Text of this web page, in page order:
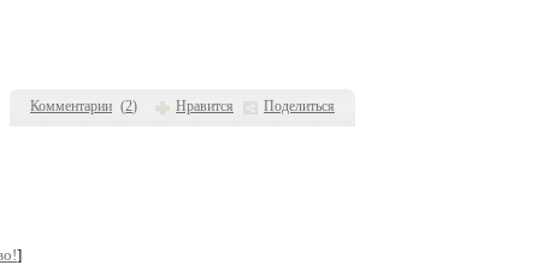
Комментарии (2) Нравится Поделиться
]